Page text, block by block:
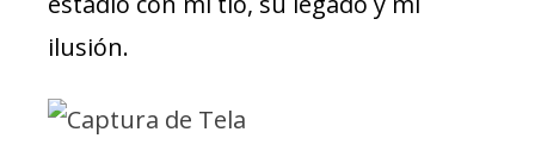
ilusión.